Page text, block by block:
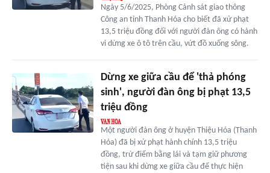
Ngày 5/6/2025, Phòng Cảnh sát giao thông
Công an tỉnh Thanh Hóa cho biết đã xử phạt
13,5 triệu đồng đối với người đàn ông có hành
vi dừng xe ô tô trên cầu, vứt đồ xuống sông.
Dừng xe giữa cầu để 'thả phóng
sinh', người đàn ông bị phạt 13,5
triệu đồng
Một người đàn ông ở huyện Thiệu Hóa (Thanh
Hóa) đã bị xử phạt hành chính 13,5 triệu
đồng, trừ điểm bằng lái và tạm giữ phương
tiện sau khi dừng xe giữa cầu để thực hiện